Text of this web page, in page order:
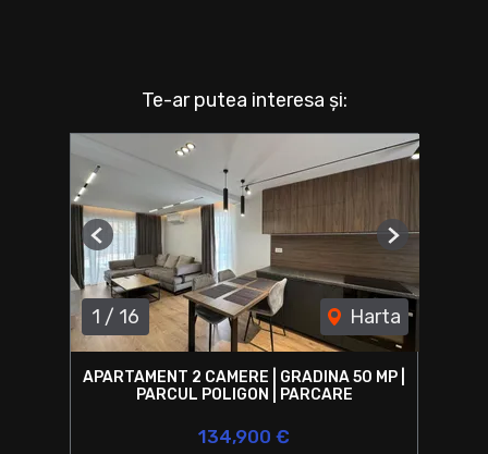
Te-ar putea interesa și:
1 / 16 Harta
Previous Next
APARTAMENT 2 CAMERE | GRADINA 50 MP |
PARCUL POLIGON | PARCARE
134,900 €